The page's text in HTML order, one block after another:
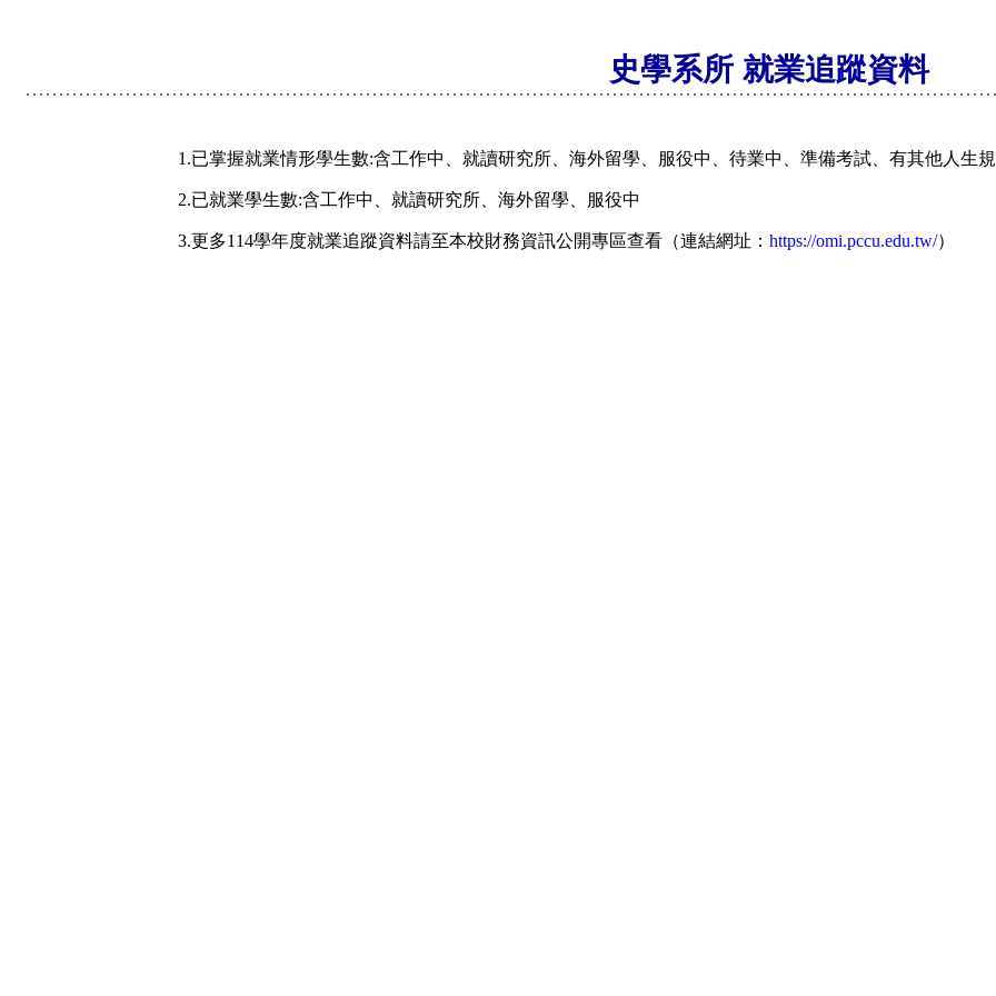
史學系所 就業追蹤資料
1.已掌握就業情形學生數:含工作中、就讀研究所、海外留學、服役中、待業中、準備考試、有其他人生
2.已就業學生數:含工作中、就讀研究所、海外留學、服役中
3.更多114學年度就業追蹤資料請至本校財務資訊公開專區查看（連結網址： https://omi.pccu.edu.tw/）